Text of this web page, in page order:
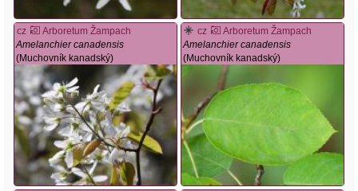
cz
Arboretum Žampach
Amelanchier canadensis
(Muchovník kanadský)
cz
Arboretum Žampach
Amelanchier canadensis
(Muchovník kanadský)